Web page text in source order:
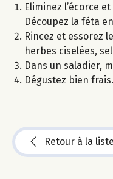
Eliminez l’écorce
Découpez la féta
Rincez et essorez
herbes ciselées,
Dans un saladier,
Dégustez bien frais.
Retour à la liste